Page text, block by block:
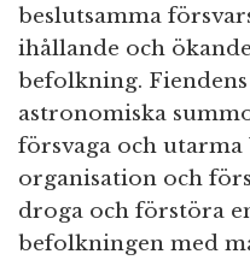
beslutsamma
ihållande och
befolkning.
astronomiska
försvaga och utarma
organisation och
droga och förstöra
befolkningen med